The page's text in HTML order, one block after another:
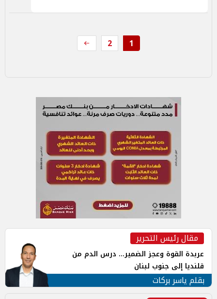
1
2
مقال رئيس التحرير
عربدة القوة وعجز الضمير... درس الدم من
قلنديا إلى جنوب لبنان
بقلم ياسر بركات